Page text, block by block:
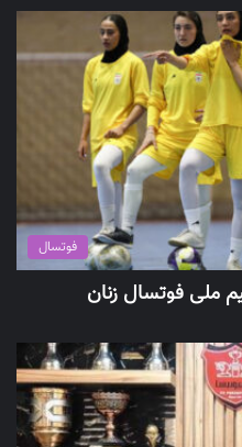
فوتسال
ملی فوتسال زنان